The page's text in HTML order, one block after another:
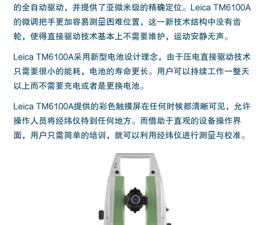
的全自动驱动，并提供了亚微米级的精确定位。Leica TM6100A
的微调把手更加容易测量困难位置，这一新技术结构中没有齿
轮，使得直接驱动技术基本上不需要维护，运动安静无声。
Leica TM6100A采用新型电池设计理念，由于压电直接驱动技术
只需要很小的能耗，电池的寿命更长。用户可以持续工作一整天
以上而不需要充电或者是更换电池。
Leica TM6100A提供的彩色触摸屏在任何时候都清晰可见，允许
操作人员将经纬仪待到任何地方。而借助于直观的设备操作界
面，用户只需简单的培训，就可以利用经纬仪进行测量与校准。